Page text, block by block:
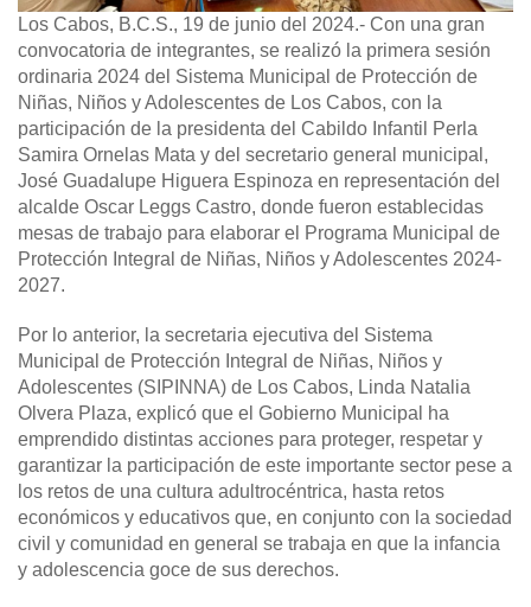
Los Cabos, B.C.S., 19 de junio del 2024.- Con una gran
convocatoria de integrantes, se realizó la primera sesión
ordinaria 2024 del Sistema Municipal de Protección de
Niñas, Niños y Adolescentes de Los Cabos, con la
participación de la presidenta del Cabildo Infantil Perla
Samira Ornelas Mata y del secretario general municipal,
José Guadalupe Higuera Espinoza en representación del
alcalde Oscar Leggs Castro, donde fueron establecidas
mesas de trabajo para elaborar el Programa Municipal de
Protección Integral de Niñas, Niños y Adolescentes 2024-
2027.
Por lo anterior, la secretaria ejecutiva del Sistema
Municipal de Protección Integral de Niñas, Niños y
Adolescentes (SIPINNA) de Los Cabos, Linda Natalia
Olvera Plaza, explicó que el Gobierno Municipal ha
emprendido distintas acciones para proteger, respetar y
garantizar la participación de este importante sector pese a
los retos de una cultura adultrocéntrica, hasta retos
económicos y educativos que, en conjunto con la sociedad
civil y comunidad en general se trabaja en que la infancia
y adolescencia goce de sus derechos.